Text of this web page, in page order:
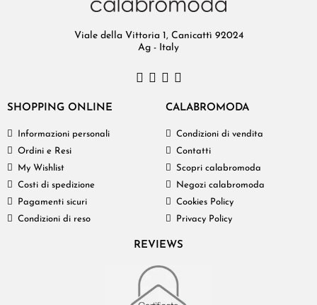
Viale della Vittoria 1, Canicattì 92024
Ag - Italy
SHOPPING ONLINE
Informazioni personali
Ordini e Resi
My Wishlist
Costi di spedizione
Pagamenti sicuri
Condizioni di reso
CALABROMODA
Condizioni di vendita
Contatti
Scopri calabromoda
Negozi calabromoda
Cookies Policy
Privacy Policy
REVIEWS